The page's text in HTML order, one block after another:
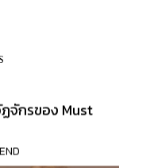
ถุงผ้า กล่อง หรือ
มันปลอมซะ
จุดสังเกตอื่น ๆ ใน
ล่าวอ้างว่าสินค้า
ห้สันนิษฐานว่าอาจ
รับประกันหรือใบรับ
ค้าในตลาดที่มีให้
อธิบายได้ว่า
ะมาณที่จำกัด การ
เป็นตัวเลือกที่น่า
าจหมายถึงการ
จักรของ Must